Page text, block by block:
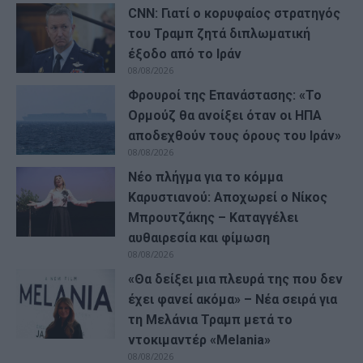
CNN: Γιατί ο κορυφαίος στρατηγός
του Τραμπ ζητά διπλωματική
έξοδο από το Ιράν
08/08/2026
Φρουροί της Επανάστασης: «Το
Ορμούζ θα ανοίξει όταν οι ΗΠΑ
αποδεχθούν τους όρους του Ιράν»
08/08/2026
Νέο πλήγμα για το κόμμα
Καρυστιανού: Αποχωρεί ο Νίκος
Μπρουτζάκης – Καταγγέλει
αυθαιρεσία και φίμωση
08/08/2026
«Θα δείξει μια πλευρά της που δεν
έχει φανεί ακόμα» – Νέα σειρά για
τη Μελάνια Τραμπ μετά το
ντοκιμαντέρ «Melania»
08/08/2026